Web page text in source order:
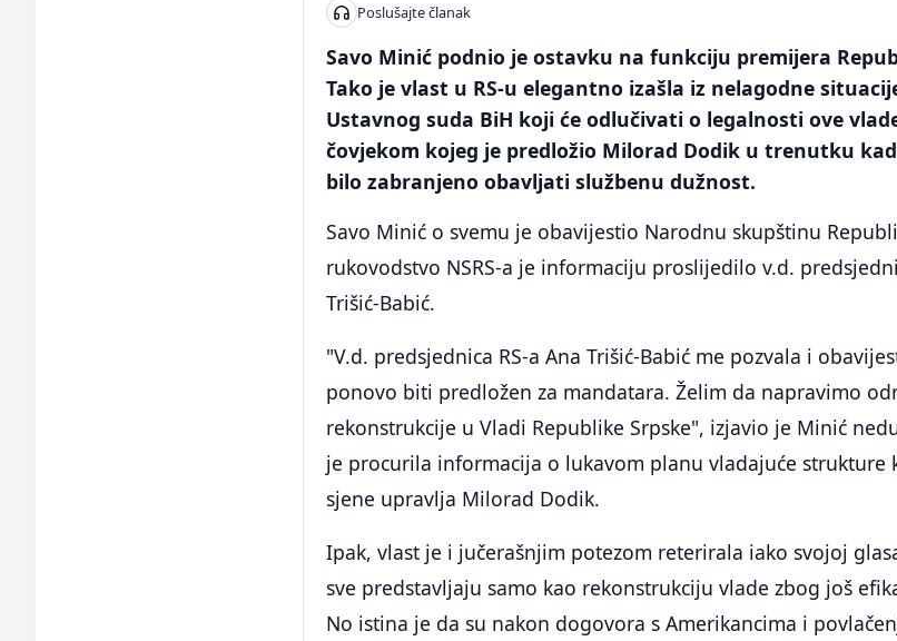
Poslušajte članak
Savo Minić podnio je ostavku na funkciju premijera
Tako je vlast u RS-u elegantno izašla iz nelagodne
Ustavnog suda BiH koji će odlučivati o legalnosti ove
čovjekom kojeg je predložio Milorad Dodik u trenutku
bilo zabranjeno obavljati službenu dužnost.
Savo Minić o svemu je obavijestio Narodnu skupštinu
rukovodstvo NSRS-a je informaciju proslijedilo v.d.
Trišić-Babić.
"V.d. predsjednica RS-a Ana Trišić-Babić me pozvala i
ponovo biti predložen za mandatara. Želim da napravimo
rekonstrukcije u Vladi Republike Srpske", izjavio je Minić
je procurila informacija o lukavom planu vladajuće strukture
sjene upravlja Milorad Dodik.
Ipak, vlast je i jučerašnjim potezom reterirala iako svojoj
sve predstavljaju samo kao rekonstrukciju vlade zbog još
No istina je da su nakon dogovora s Amerikancima i